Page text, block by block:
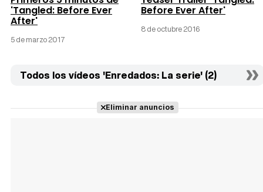
'Tangled: Before Ever
After'
5 de marzo 2017
Before Ever After'
8 de octubre 2016
Todos los vídeos 'Enredados: La serie' (2)
Eliminar anuncios